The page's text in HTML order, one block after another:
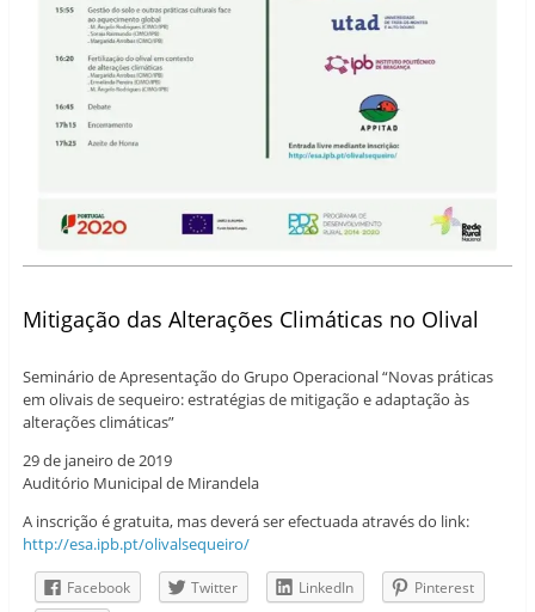
Mitigação das Alterações Climáticas no Olival
Seminário de Apresentação do Grupo Operacional “Novas práticas
em olivais de sequeiro: estratégias de mitigação e adaptação às
alterações climáticas”
29 de janeiro de 2019
Auditório Municipal de Mirandela
A inscrição é gratuita, mas deverá ser efectuada através do link:
http://esa.ipb.pt/olivalsequeiro/
Facebook Twitter LinkedIn
Pinterest